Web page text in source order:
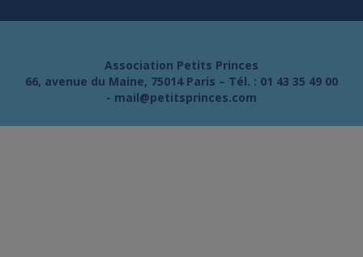
Association Petits Princes
66, avenue du Maine, 75014 Paris – Tél. : 01 43 35 49 00
- mail@petitsprinces.com